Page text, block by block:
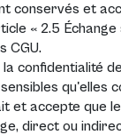
conservés et
« 2.5
CGU.
confidentialité
qu'elles
et accepte que le
direct ou